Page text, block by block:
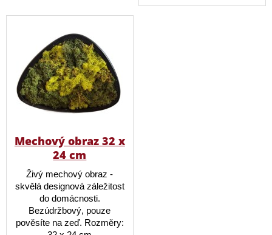
Mechový obraz 32 x
24 cm
Živý mechový obraz -
skvělá designová záležitost
do domácnosti.
Bezúdržbový, pouze
pověsíte na zeď. Rozměry: